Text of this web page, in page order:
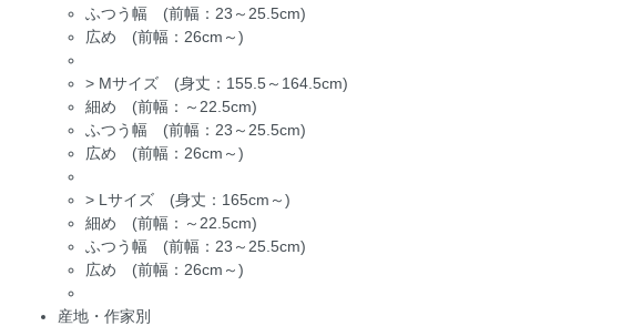
ふつう幅 (前幅：23～25.5cm)
広め (前幅：26cm～)
> Mサイズ (身丈：155.5～164.5cm)
細め (前幅：～22.5cm)
ふつう幅 (前幅：23～25.5cm)
広め (前幅：26cm～)
> Lサイズ (身丈：165cm～)
細め (前幅：～22.5cm)
ふつう幅 (前幅：23～25.5cm)
広め (前幅：26cm～)
産地・作家別